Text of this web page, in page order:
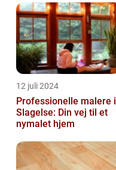
12 juli 2024
Professionelle malere i
Slagelse: Din vej til et
nymalet hjem